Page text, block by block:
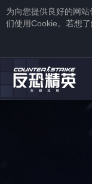
为向您提供良好的网
们使用Cookie。若想